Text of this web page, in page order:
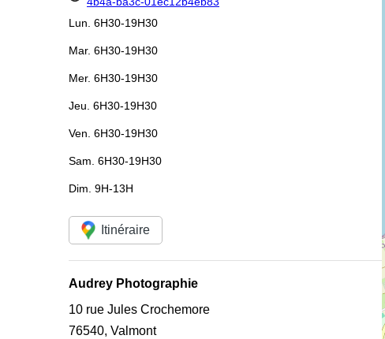
Lun. 6H30-19H30
Mar. 6H30-19H30
Mer. 6H30-19H30
Jeu. 6H30-19H30
Ven. 6H30-19H30
Sam. 6H30-19H30
Dim. 9H-13H
Itinéraire
Audrey Photographie
10 rue Jules Crochemore
76540, Valmont